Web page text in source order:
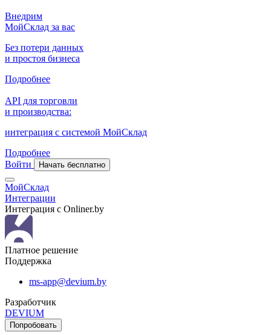
Внедрим
МойСклад за вас
Без потери данных
и простоя бизнеса
Подробнее
API для торговли
и производства:
интеграция с системой МойСклад
Подробнее
Войти
Начать бесплатно
МойСклад
Интеграции
Интеграция с Onliner.by
Платное решение
Поддержка
ms-app@devium.by
Разработчик
DEVIUM
Попробовать